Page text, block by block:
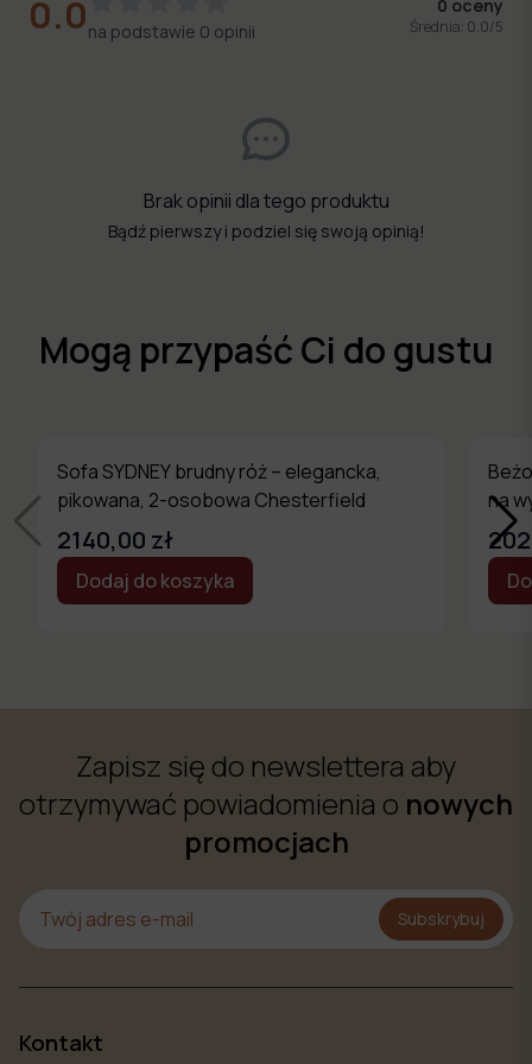
0.0na podstawie 0 opinii
0 oceny
Średnia: 0.0/5
Brak opinii dla tego produktu
Bądź pierwszy i podziel się swoją opinią!
Mogą przypaść Ci do gustu
Sofa SYDNEY brudny róż – elegancka,
pikowana, 2-osobowa Chesterfield
2140,00 zł
Dodaj do koszyka
na
Zapisz się do newslettera aby
otrzymywać powiadomienia o nowych
promocjach
Subskrybuj
Kontakt